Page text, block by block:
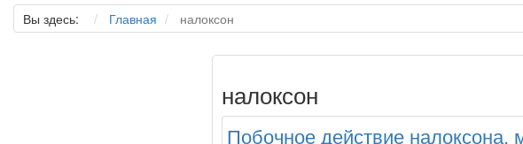
Вы здесь: Главная налоксон
налоксон
Побочное действие налоксона,